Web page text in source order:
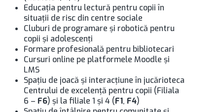
Educaţia pentru lectură pentru copii în
situaţii de risc din centre sociale
Cluburi de programare şi robotică pentru
copii şi adolescenţi
Formare profesională pentru bibliotecari
Cursuri online pe platformele Moodle şi
LMS
Spațiu de joacă și interacțiune în jucărioteca
Centrului de excelență pentru copii (Filiala
6 – F6) și la filiale 1 și 4 (F1, F4)